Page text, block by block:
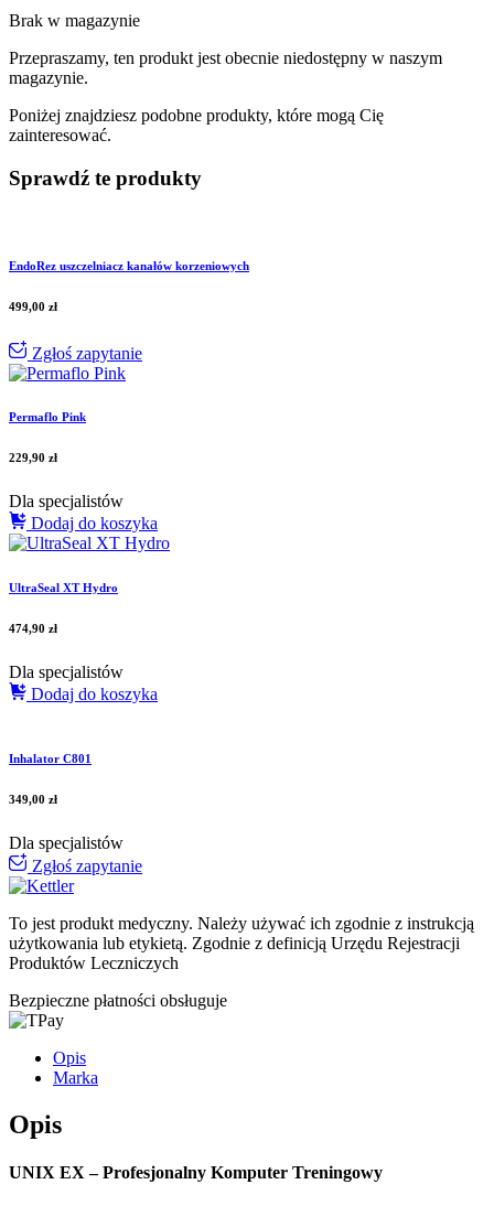
Brak w magazynie
Przepraszamy, ten produkt jest obecnie niedostępny w naszym
magazynie.
Poniżej znajdziesz podobne produkty, które mogą Cię
zainteresować.
Sprawdź te produkty
EndoRez uszczelniacz kanałów korzeniowych
499,00 zł
Zgłoś zapytanie
Permaflo Pink
229,90 zł
Dla specjalistów
Dodaj do koszyka
UltraSeal XT Hydro
474,90 zł
Dla specjalistów
Dodaj do koszyka
Inhalator C801
349,00 zł
Dla specjalistów
Zgłoś zapytanie
To jest produkt medyczny. Należy używać ich zgodnie z instrukcją
użytkowania lub etykietą. Zgodnie z definicją Urzędu Rejestracji
Produktów Leczniczych
Bezpieczne płatności obsługuje
Opis
Marka
Opis
UNIX EX – Profesjonalny Komputer Treningowy